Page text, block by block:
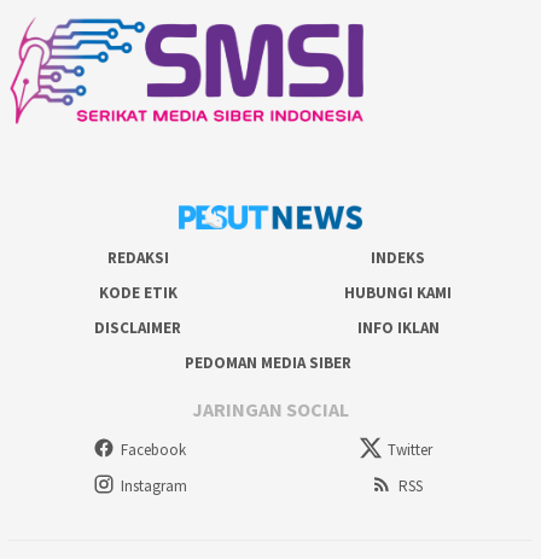
REDAKSI
INDEKS
KODE ETIK
HUBUNGI KAMI
DISCLAIMER
INFO IKLAN
PEDOMAN MEDIA SIBER
JARINGAN SOCIAL
Facebook
Twitter
Instagram
RSS